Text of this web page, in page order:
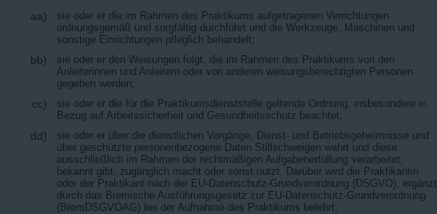
aa)
sie oder er die im Rahmen des Praktikums aufgetragenen Verrichtungen
ordnungsgemäß und sorgfältig durchführt und die Werkzeuge, Maschinen und
sonstige Einrichtungen pfleglich behandelt;
bb)
sie oder er den Weisungen folgt, die im Rahmen des Praktikums von den
Anleiterinnen und Anleitern oder von anderen weisungsberechtigten Personen
gegeben werden;
cc)
sie oder er die für die Praktikumsdienststelle geltende Ordnung, insbesondere in
Bezug auf Arbeitssicherheit und Gesundheitsschutz beachtet;
dd)
sie oder er über die dienstlichen Vorgänge, Dienst- und Betriebsgeheimnisse und
über geschützte personenbezogene Daten Stillschweigen wahrt und diese
ausschließlich im Rahmen der rechtmäßigen Aufgabenerfüllung verarbeitet,
bekannt gibt, zugänglich macht oder sonst nutzt. Darüber wird die Praktikantin
oder der Praktikant nach der EU-Datenschutz-Grundverordnung (DSGVO), ergänzt
durch das Bremische Ausführungsgesetz zur EU-Datenschutz-Grundverordnung
(BremDSGVOAG) bei der Aufnahme des Praktikums belehrt;